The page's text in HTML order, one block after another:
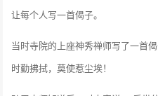
让每个人写一首偈子。
当时寺院的上座神秀禅师写了一首
时勤拂拭，莫使惹尘埃！